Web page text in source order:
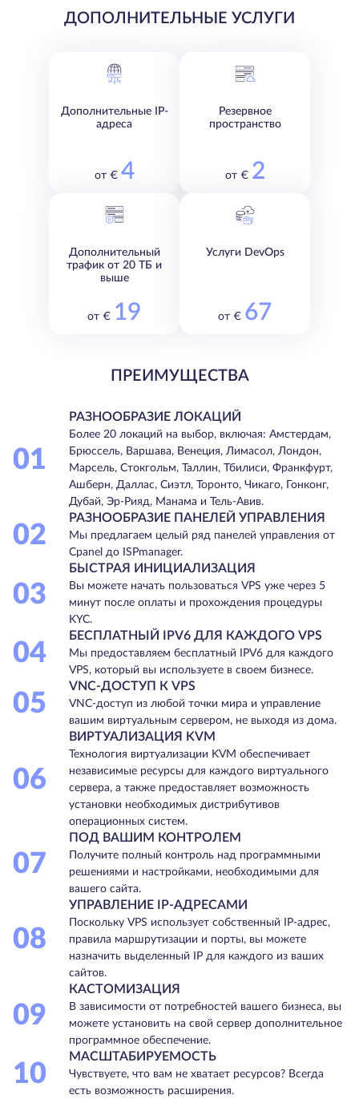
ДОПОЛНИТЕЛЬНЫЕ УСЛУГИ
Дополнительные IP-
адреса
от € 4
Резервное
пространство
от € 2
Дополнительный
трафик от 20 ТБ и
выше
от € 19
Услуги DevOps
от € 67
ПРЕИМУЩЕСТВА
01
РАЗНООБРАЗИЕ ЛОКАЦИЙ
Более 20 локаций на выбор, включая: Амстердам,
Брюссель, Варшава, Венеция, Лимасол, Лондон,
Марсель, Стокгольм, Таллин, Тбилиси, Франкфурт,
Ашберн, Даллас, Сиэтл, Торонто, Чикаго, Гонконг,
Дубай, Эр-Рияд, Манама и Тель-Авив.
02
РАЗНООБРАЗИЕ ПАНЕЛЕЙ УПРАВЛЕНИЯ
Мы предлагаем целый ряд панелей управления от
Cpanel до ISPmanager.
03
БЫСТРАЯ ИНИЦИАЛИЗАЦИЯ
Вы можете начать пользоваться VPS уже через 5
минут после оплаты и прохождения процедуры
KYC.
04
БЕСПЛАТНЫЙ IPV6 ДЛЯ КАЖДОГО VPS
Мы предоставляем бесплатный IPV6 для каждого
VPS, который вы используете в своем бизнесе.
05
VNC-ДОСТУП К VPS
VNC-доступ из любой точки мира и управление
вашим виртуальным сервером, не выходя из дома.
06
ВИРТУАЛИЗАЦИЯ KVM
Технология виртуализации KVM обеспечивает
независимые ресурсы для каждого виртуального
сервера, а также предоставляет возможность
установки необходимых дистрибутивов
операционных систем.
07
ПОД ВАШИМ КОНТРОЛЕМ
Получите полный контроль над программными
решениями и настройками, необходимыми для
вашего сайта.
08
УПРАВЛЕНИЕ IP-АДРЕСАМИ
Поскольку VPS использует собственный IP-адрес,
правила маршрутизации и порты, вы можете
назначить выделенный IP для каждого из ваших
сайтов.
09
КАСТОМИЗАЦИЯ
В зависимости от потребностей вашего бизнеса, вы
можете установить на свой сервер дополнительное
программное обеспечение.
10
МАСШТАБИРУЕМОСТЬ
Чувствуете, что вам не хватает ресурсов? Всегда
есть возможность расширения.